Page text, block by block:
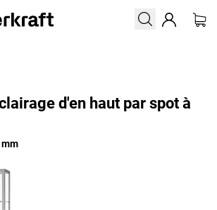
d'en haut par spot à
mm